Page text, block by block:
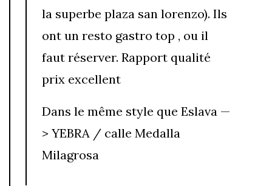
la superbe plaza san lorenzo). Ils
ont un resto gastro top , ou il
faut réserver. Rapport qualité
prix excellent
Dans le même style que Eslava —
> YEBRA / calle Medalla
Milagrosa